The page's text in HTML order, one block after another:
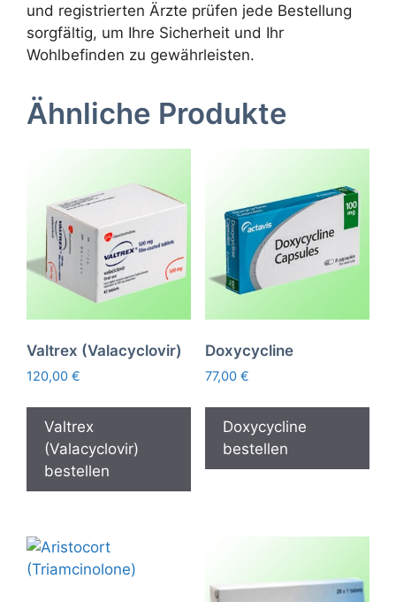
und registrierten Ärzte prüfen jede Bestellung
sorgfältig, um Ihre Sicherheit und Ihr
Wohlbefinden zu gewährleisten.
Ähnliche Produkte
Valtrex (Valacyclovir)
120,00 €
Valtrex
(Valacyclovir)
bestellen
Doxycycline
77,00 €
Doxycycline
bestellen